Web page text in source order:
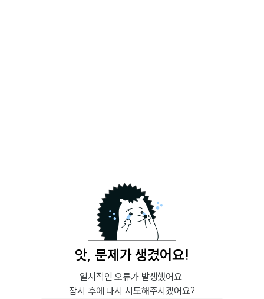
앗, 문제가 생겼어요!
일시적인 오류가 발생했어요.
잠시 후에 다시 시도해주시겠어요?